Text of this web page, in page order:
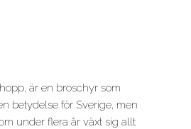
är en broschyr som
betydelse för Sverige, men
under flera år växt sig allt